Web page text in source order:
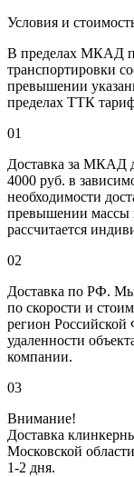
Условия и
В пределах МКАД
транспортировки
превышении
пределах ТТК
01
Доставка за МКАД
4000 руб. в
необходимости
превышении массы
рассчитается
02
Доставка по РФ.
по скорости и
регион Российской
удаленности
компании.
03
Внимание!
Доставка
Московской
1-2 дня.